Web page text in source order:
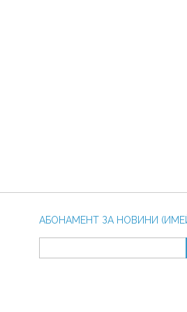
АБОНАМЕНТ ЗА НОВИНИ